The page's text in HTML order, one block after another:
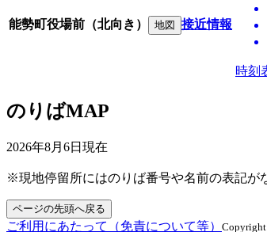
能勢町役場前（北向き） 地図 接近情報
時刻
のりばMAP
2026年8月6日 現在
※現地停留所にはのりば番号や名前の表記が
ページの先頭へ戻る
ご利用にあたって（免責について等） Copyright